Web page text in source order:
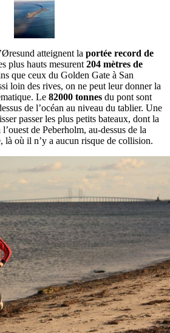
atteignent la portée record de
plus hauts mesurent 204 mètres de
que ceux du Golden Gate à San
loin des rives, on ne peut leur donner la
Le 82000 tonnes du pont sont
de l’océan au niveau du tablier. Une
passer les plus petits bateaux, dont la
de Peberholm, au-dessus de la
là où il n’y a aucun risque de collision.